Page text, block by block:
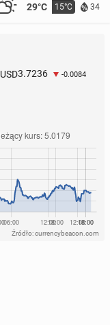
29°C 15°C 34
USD3.7236 -0.0084
Źródło: currencybeacon.com